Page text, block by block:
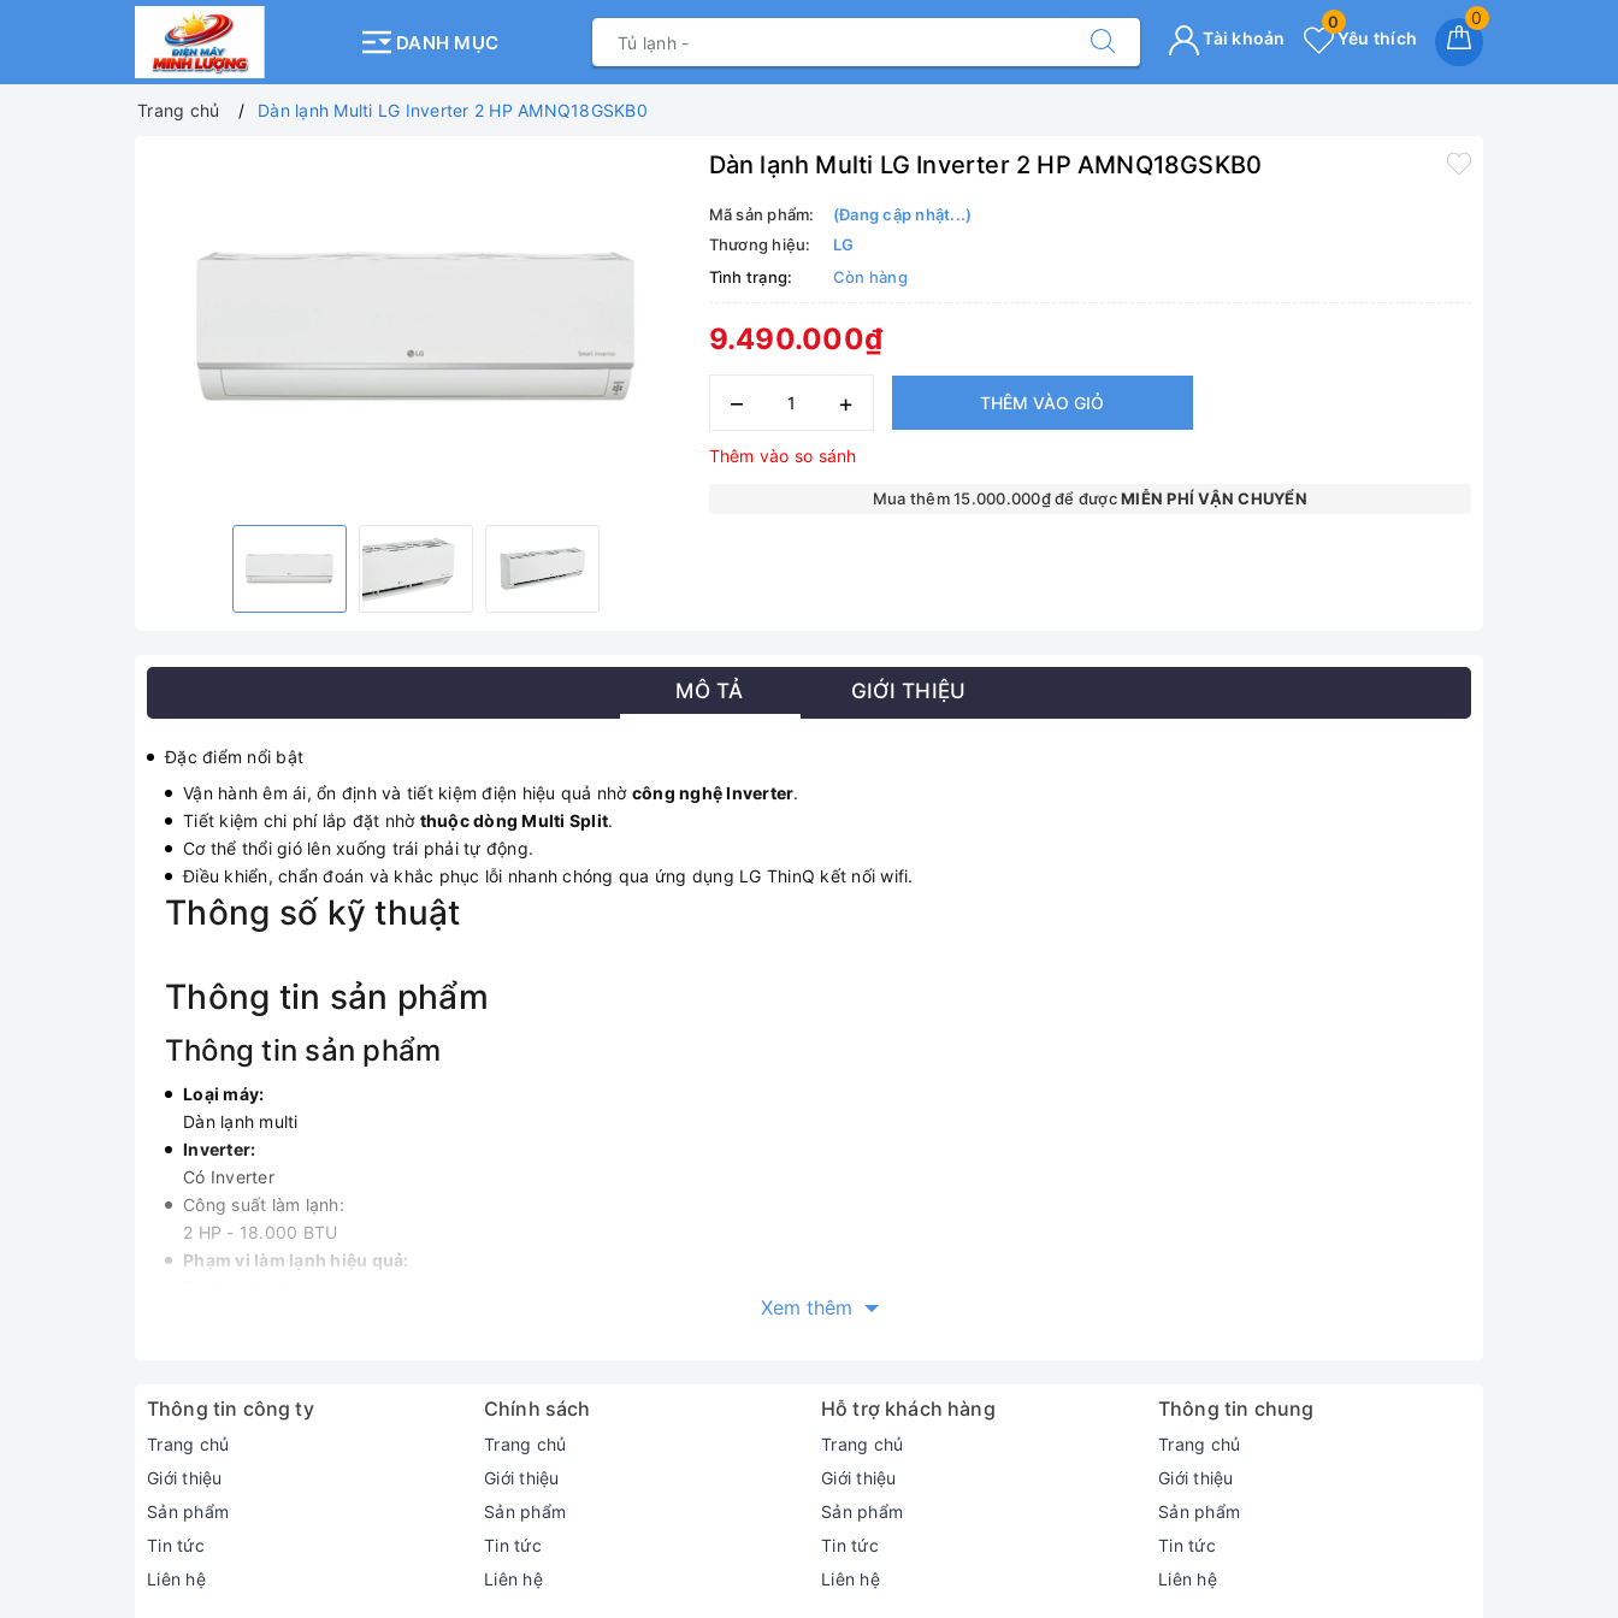
DANH MỤC
0
Yêu thích
0
Tài khoản
Trang chủ Dàn lạnh Multi LG Inverter 2 HP AMNQ18GSKB0
Dàn lạnh Multi LG Inverter 2 HP AMNQ18GSKB0
Mã sản phẩm:
(Đang cập nhật...)
Thương hiệu:
LG
Tình trạng:
Còn hàng
9.490.000₫
– + THÊM VÀO GIỎ
Thêm vào so sánh
Mua thêm 15.000.000₫ để đượcMIỄN PHÍ VẬN CHUYỂN
MÔ TẢ GIỚI THIỆU
Đặc điểm nổi bật
Vận hành êm ái, ổn định và tiết kiệm điện hiệu quả nhờ công nghệ Inverter.
Tiết kiệm chi phí lắp đặt nhờ thuộc dòng Multi Split.
Cơ thể thổi gió lên xuống trái phải tự động.
Điều khiển, chẩn đoán và khắc phục lỗi nhanh chóng qua ứng dụng LG ThinQ kết nối wifi.
Thông số kỹ thuật
Thông tin sản phẩm
Thông tin sản phẩm
Loại máy:
Dàn lạnh multi
Inverter:
Có Inverter
Công suất làm lạnh:
2 HP - 18.000 BTU
Phạm vi làm lạnh hiệu quả:
2024
Sản xuất tại:
Thái Lan
Thời gian bảo hành cục lạnh, cục nóng:
2 năm
Chất liệu dàn tản nhiệt:
Loại Gas:
Xem thêm
Thông tin công ty
Trang chủ
Giới thiệu
Sản phẩm
Tin tức
Liên hệ
Chính sách
Trang chủ
Giới thiệu
Sản phẩm
Tin tức
Liên hệ
Hỗ trợ khách hàng
Trang chủ
Giới thiệu
Sản phẩm
Tin tức
Liên hệ
Thông tin chung
Trang chủ
Giới thiệu
Sản phẩm
Tin tức
Liên hệ